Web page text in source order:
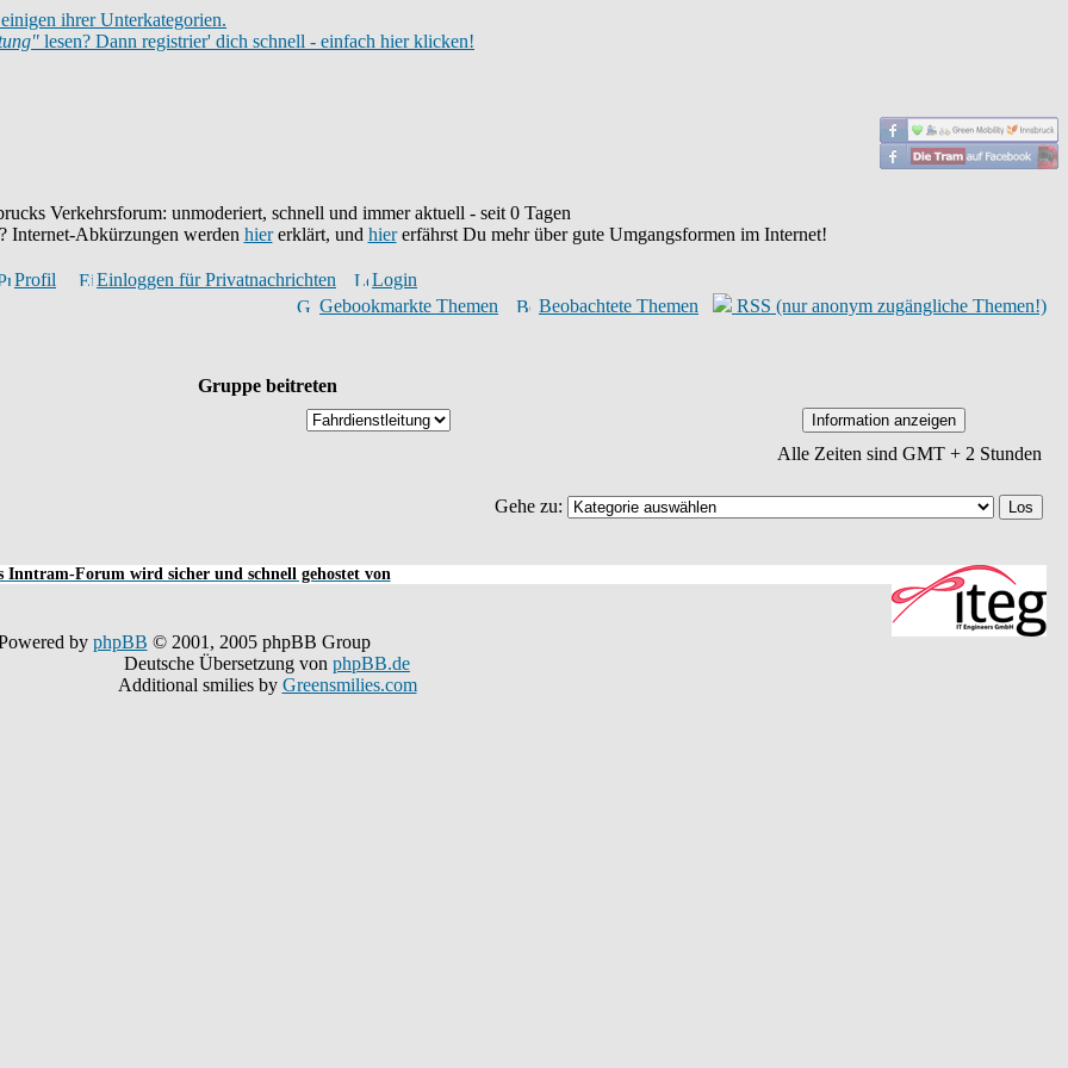
ihrer Unterkategorien.
lesen? Dann registrier' dich schnell - einfach hier klicken!
Verkehrsforum: unmoderiert, schnell und immer aktuell - seit 0 Tagen
Internet-Abkürzungen werden hiererklärt, und hiererfährst Du mehr über gute Umgangsformen im Internet!
Profil Einloggen für Privatnachrichten
Login
Gebookmarkte Themen
Beobachtete Themen RSS (nur anonym zugängliche Themen!)
Gruppe beitreten
Alle Zeiten sind GMT + 2 Stunden
Gehe zu:
Inntram-Forum wird sicher und schnell gehostet von
by phpBB © 2001, 2005 phpBB Group
Deutsche Übersetzung von phpBB.de
Additional smilies by Greensmilies.com